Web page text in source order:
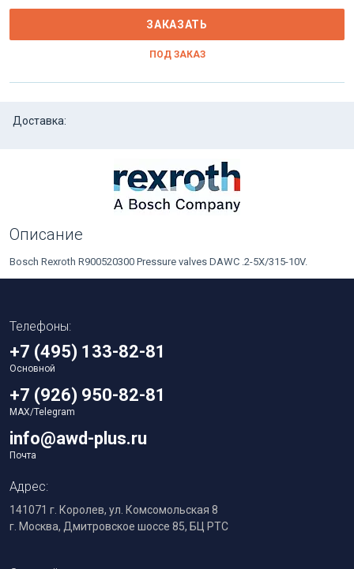
ЗАКАЗАТЬ
ПОД ЗАКАЗ
Доставка:
Описание
Bosch Rexroth R900520300 Pressure valves DAWC .2-5X/315-10V.
Телефоны:
+7 (495) 133-82-81
Основной
+7 (926) 950-82-81
MAX/Telegram
info@awd-plus.ru
Почта
Адрес:
141071 г. Королев, ул. Комсомольская 8
г. Москва, Дмитровское шоссе 85, БЦ РТС